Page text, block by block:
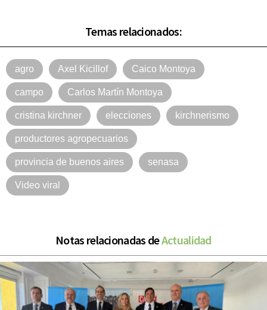
Temas relacionados:
agro Axel Kicillof Caico Montoya
campo Carlos Martín Montoya
cristina kirchner elecciones kirchnerismo
productores agropecuarios
provincia de buenos aires senasa
Video viral
Notas relacionadas deActualidad